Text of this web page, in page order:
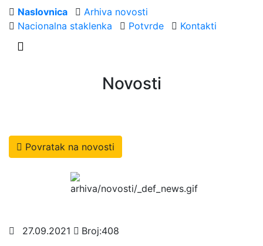
Naslovnica
Arhiva novosti
Nacionalna staklenka
Potvrde Kontakti
Novosti
Povratak na novosti
27.09.2021 Broj:408